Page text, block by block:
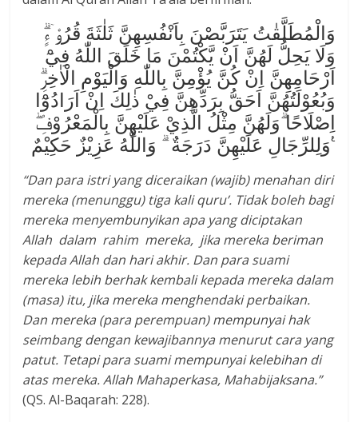
وَالْمُطَلَّقٰتُ يَتَرَبَّصْنَ بِاَنْفُسِهِنَّ ثَلٰثَةَ قُرُوْۤءٍۗ
وَلَا يَحِلُّ لَهُنَّ اَنْ يَّكْتُمْنَ مَا خَلَقَ اللّٰهُ فِيْٓ
اَرْحَامِهِنَّ اِنْ كُنَّ يُؤْمِنَّ بِاللّٰهِ وَالْيَوْمِ الْاٰخِرِۗ
وَبُعُوْلَتُهُنَّ اَحَقُّ بِرَدِّهِنَّ فِيْ ذٰلِكَ اِنْ اَرَادُوْٓا
اِصْلَاحًا ۗوَلَهُنَّ مِثْلُ الَّذِيْ عَلَيْهِنَّ بِالْمَعْرُوْفِۖ
وَلِلرِّجَالِ عَلَيْهِنَّ دَرَجَةٌ ۗ وَاللّٰهُ عَزِيْزٌ حَكِيْمٌ ࣖ
“Dan para istri yang diceraikan (wajib) menahan diri
mereka (menunggu) tiga kali quru’. Tidak boleh bagi
mereka menyembunyikan apa yang diciptakan
Allah dalam rahim mereka, jika mereka beriman
kepada Allah dan hari akhir. Dan para suami
mereka lebih berhak kembali kepada mereka dalam
(masa) itu, jika mereka menghendaki perbaikan.
Dan mereka (para perempuan) mempunyai hak
seimbang dengan kewajibannya menurut cara yang
patut. Tetapi para suami mempunyai kelebihan di
atas mereka. Allah Mahaperkasa, Mahabijaksana.”
(QS. Al-Baqarah: 228).